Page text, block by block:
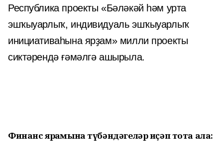
Республика проекты «Бәләкәй һәм урта
эшҡыуарлыҡ, индивидуаль эшҡыуарлыҡ
инициативаһына ярҙам» милли проекты
сиктәрендә ғәмәлгә ашырыла.
Финанс ярҙамына түбәндәгеләр иҫәп тота ала: